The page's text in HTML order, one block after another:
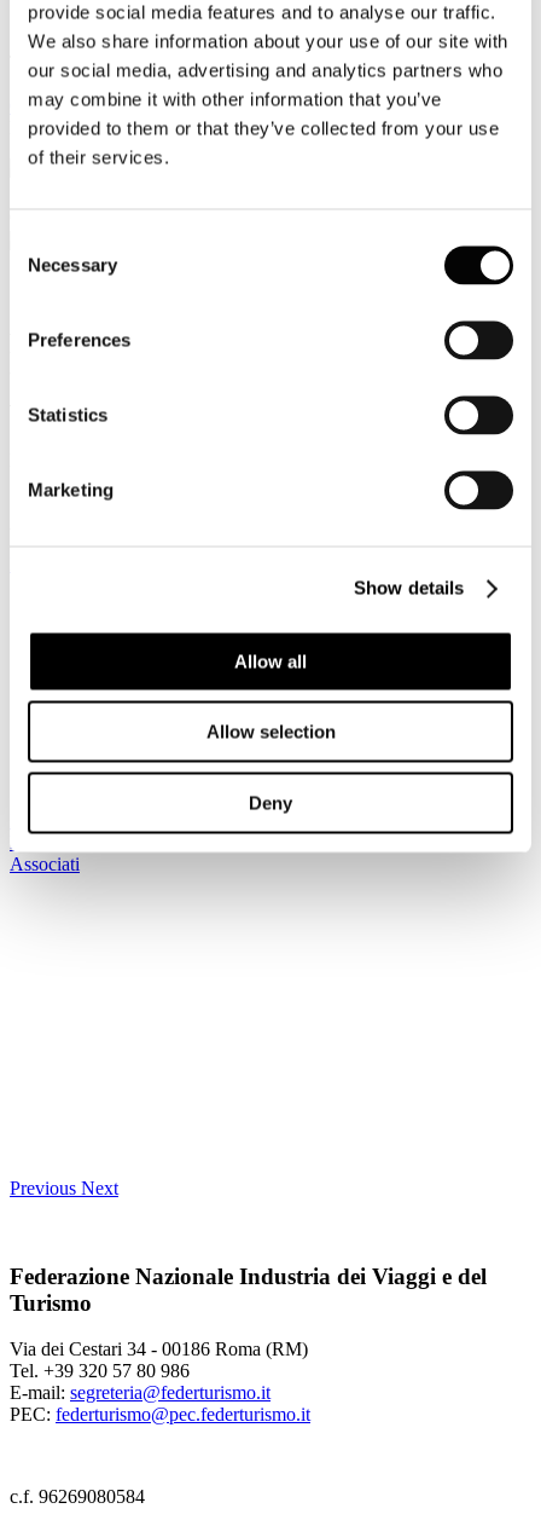
provide social media features and to analyse our traffic.
We also share information about your use of our site with
our social media, advertising and analytics partners who
may combine it with other information that you’ve
provided to them or that they’ve collected from your use
of their services.
Selection
Necessary
Preferences
Statistics
Marketing
Show details
Allow all
Allow selection
Deny
Contatti
Tel. +39 320 57 80 986
Email segreteria@federturismo.it
Come aderire
Login
Prot. n . C/45 Borsa del turismo della
workshop
Pubblicato: 21 Novembre 2013
Circolari
Prot. n . C/45 Borsa del turismo della terza età: invito
convegno e scheda workshop
Associati
Previous Next
Federazione Nazionale Industria dei Viaggi e del
Turismo
Via dei Cestari 34 - 00186 Roma (RM)
Tel. +39 320 57 80 986
E-mail: segreteria@federturismo.it
PEC: federturismo@pec.federturismo.it
c.f. 96269080584